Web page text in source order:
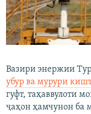
Вазири энержии
убур ва мурури
гуфт, таҳаввулоти
ҷаҳон ҳамчунон ба